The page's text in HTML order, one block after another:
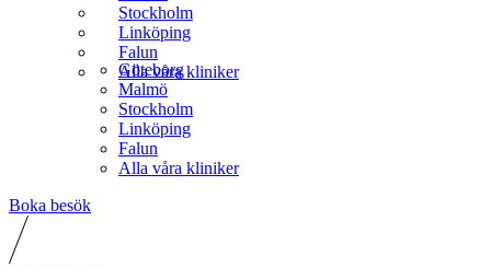
Stockholm
Linköping
Falun
Alla våra kliniker
Göteborg
Malmö
Stockholm
Linköping
Falun
Alla våra kliniker
Boka besök